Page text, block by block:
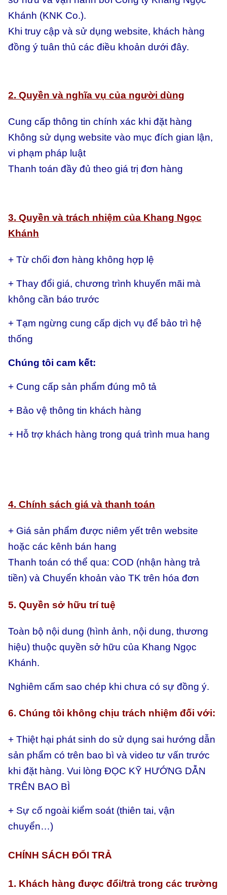
Khánh (KNK Co.).
Khi truy cập và sử dụng website, khách hàng
đồng ý tuân thủ các điều khoản dưới đây.
2. Quyền và nghĩa vụ của người dùng
Cung cấp thông tin chính xác khi đặt hàng
Không sử dụng website vào mục đích gian lận,
vi phạm pháp luật
Thanh toán đầy đủ theo giá trị đơn hàng
3. Quyền và trách nhiệm của Khang Ngọc
Khánh
+ Từ chối đơn hàng không hợp lệ
+ Thay đổi giá, chương trình khuyến mãi mà
không cần báo trước
+ Tạm ngừng cung cấp dịch vụ để bảo trì hệ
thống
Chúng tôi cam kết:
+ Cung cấp sản phẩm đúng mô tả
+ Bảo vệ thông tin khách hàng
+ Hỗ trợ khách hàng trong quá trình mua hang
4. Chính sách giá và thanh toán
+ Giá sản phẩm được niêm yết trên website
hoặc các kênh bán hang
Thanh toán có thể qua: COD (nhận hàng trả
tiền) và Chuyển khoản vào TK trên hóa đơn
5. Quyền sở hữu trí tuệ
Toàn bộ nội dung (hình ảnh, nội dung, thương
hiệu) thuộc quyền sở hữu của Khang Ngọc
Khánh.
Nghiêm cấm sao chép khi chưa có sự đồng ý.
6. Chúng tôi không chịu trách nhiệm đối với:
+ Thiệt hại phát sinh do sử dụng sai hướng dẫn
sản phẩm có trên bao bì và video tư vấn trước
khi đặt hàng. Vui lòng ĐỌC KỸ HƯỚNG DẪN
TRÊN BAO BÌ
+ Sự cố ngoài kiểm soát (thiên tai, vận
chuyển…)
CHÍNH SÁCH ĐỔI TRẢ
1. Khách hàng được đổi/trả trong các trường